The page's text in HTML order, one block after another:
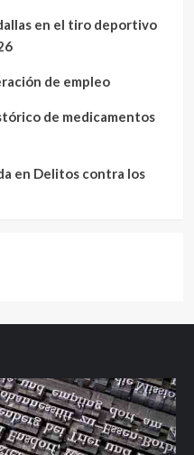
en el tiro deportivo
de empleo
de medicamentos
en Delitos contra los